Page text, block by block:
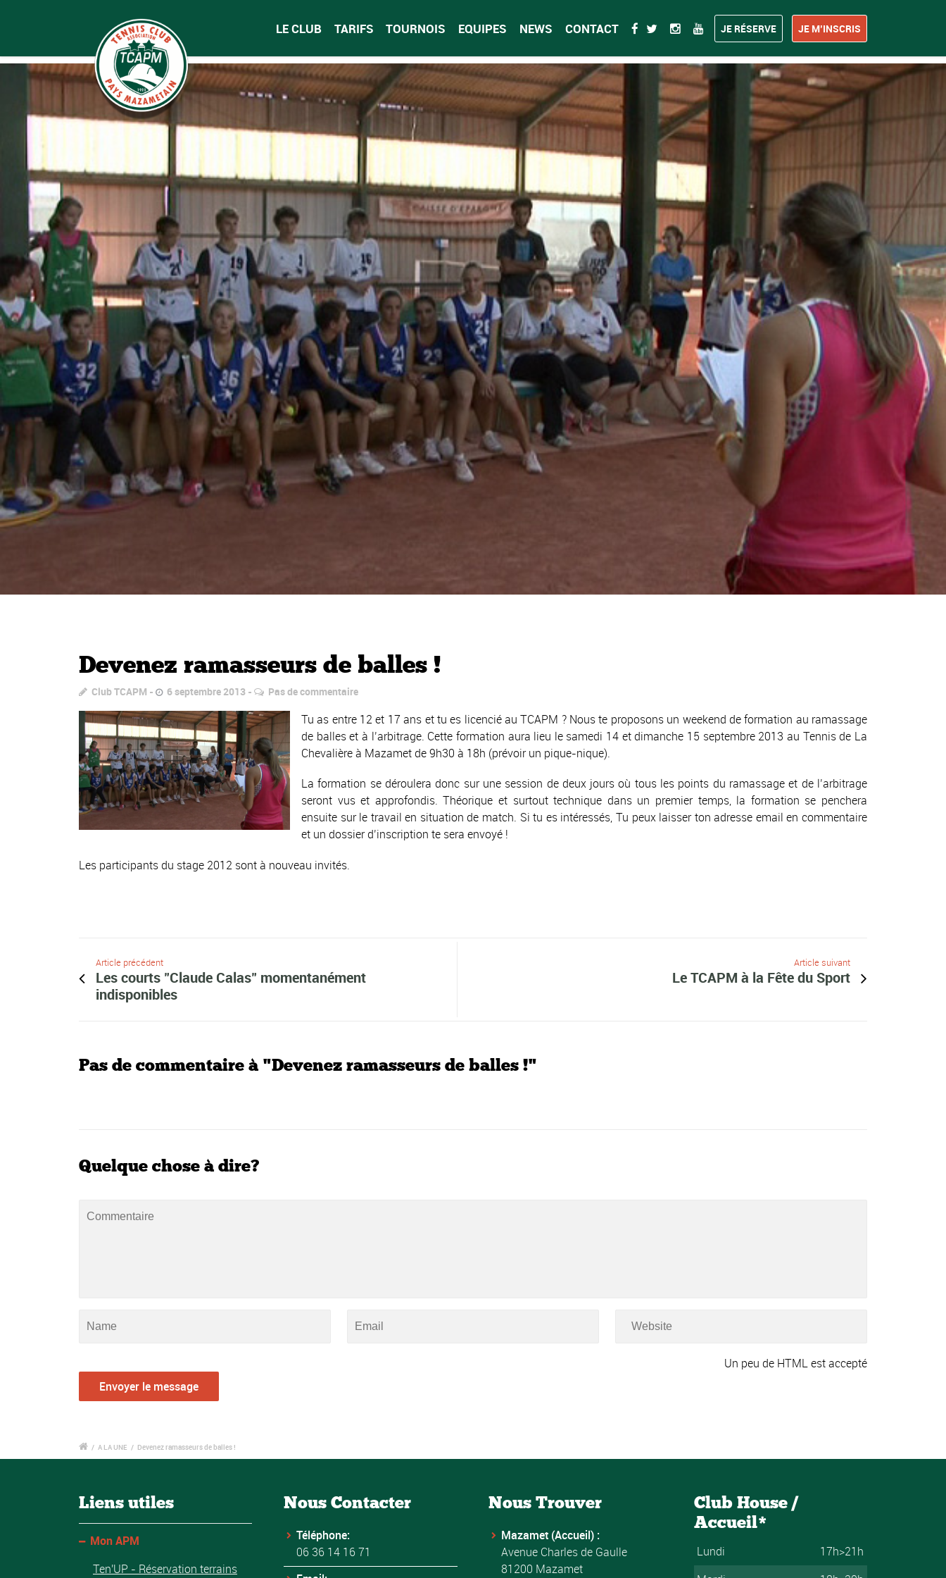
LE CLUB TARIFS TOURNOIS EQUIPES NEWS CONTACT JE RÉSERVE JE M’INSCRIS
Devenez ramasseurs de balles !
Club TCAPM 6 septembre 2013 Pas de commentaire
Tu as entre 12 et 17 ans et tu es licencié au TCAPM ? Nous te proposons un weekend de formation au ramassage
de balles et à l’arbitrage. Cette formation aura lieu le samedi 14 et dimanche 15 septembre 2013 au Tennis de La
Chevalière à Mazamet de 9h30 à 18h (prévoir un pique-nique).
La formation se déroulera donc sur une session de deux jours où tous les points du ramassage et de l’arbitrage
seront vus et approfondis. Théorique et surtout technique dans un premier temps, la formation se penchera
ensuite sur le travail en situation de match. Si tu es intéressés, Tu peux laisser ton adresse email en commentaire
et un dossier d’inscription te sera envoyé !
Les participants du stage 2012 sont à nouveau invités.
Article précédent
Les courts "Claude Calas" momentanément
indisponibles
Article suivant
Le TCAPM à la Fête du Sport
Pas de commentaire à "Devenez ramasseurs de balles !"
Quelque chose à dire?
Un peu de HTML est accepté
/ A LA UNE / Devenez ramasseurs de balles !
Liens utiles
Mon APM
Ten'UP - Réservation terrains
Nous Contacter
Téléphone:
06 36 14 16 71
Nous Trouver
Mazamet (Accueil) :
Avenue Charles de Gaulle
81200 Mazamet
Club House /
Accueil*
Lundi
17h>21h